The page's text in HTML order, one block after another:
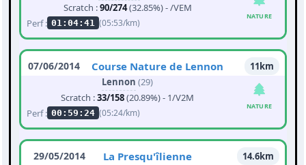
Scratch :90/274(32.85%) - /VEM
Perf : 01:04:41 (05:53/km)
NATURE
07/06/2014 Course Nature de Lennon
11km
Lennon (29)
Scratch :33/158(20.89%) - 1/V2M
Perf : 00:59:24 (05:24/km)
NATURE
29/05/2014 La Presqu'îlienne
14.6km